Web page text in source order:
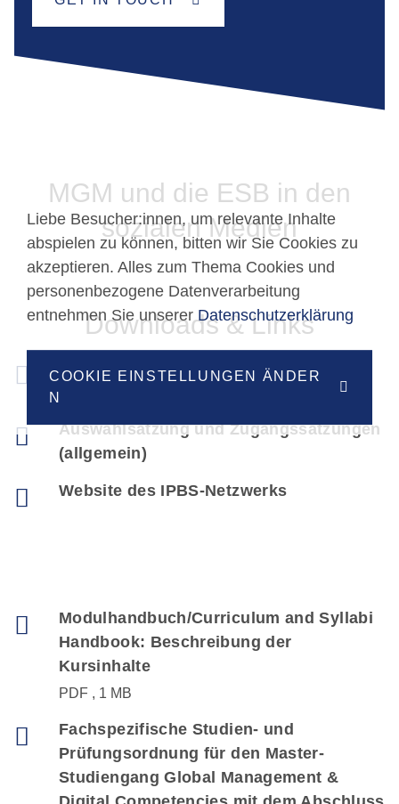
MGM und die ESB in den
sozialen Medien
Liebe Besucher:innen, um relevante Inhalte
abspielen zu können, bitten wir Sie Cookies zu
akzeptieren. Alles zum Thema Cookies und
personenbezogene Datenverarbeitung
entnehmen Sie unserer Datenschutzerklärung
COOKIE EINSTELLUNGEN ÄNDER
N
Downloads & Links
Studien- und Prüfungsordnung der
Auswahlsatzung und Zugangssatzungen
(allgemein)
Website des IPBS-Netzwerks
Modulhandbuch/Curriculum and Syllabi
Handbook: Beschreibung der
Kursinhalte
PDF 1 MB
Fachspezifische Studien- und
Prüfungsordnung für den Master-
Studiengang Global Management &